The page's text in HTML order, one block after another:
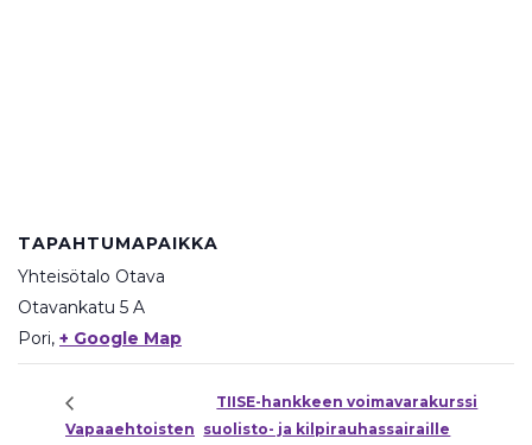
TAPAHTUMAPAIKKA
Yhteisötalo Otava
Otavankatu 5 A
Pori, + Google Map
Vapaaehtoisten
TIISE-hankkeen voimavarakurssi
suolisto- ja kilpirauhassairaille